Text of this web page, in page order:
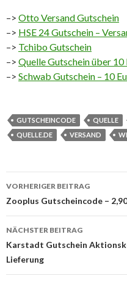
–> Otto Versand Gutschein
–> HSE 24 Gutschein –
–> Tchibo Gutschein
–> Quelle Gutschein über 10
–> Schwab Gutschein – 10
GUTSCHEINCODE QUELLE
QUELLE.DE
VERSAND
Beitrags-
Navigation
VORHERIGER BEITRAG
Zooplus Gutscheincode –
NÄCHSTER BEITRAG
Karstadt Gutschein
Lieferung